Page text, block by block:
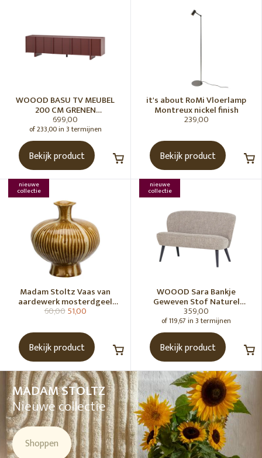
WOOOD BASU TV MEUBEL
200 CM GRENEN
BORDEAUXROOD [fsc]
699,00
of 233,00 in 3 termijnen
Bekijk product
it's about RoMi Vloerlamp
Montreux nickel finish
239,00
Bekijk product
nieuwe
collectie
Madam Stoltz Vaas van
aardewerk mosterdgeel
naturel
60,0051,00
Bekijk product
nieuwe
collectie
WOOOD Sara Bankje
Geweven Stof Naturel
Melange [Fsc]
359,00
of 119,67 in 3 termijnen
Bekijk product
MADAM STOLTZ
Nieuwe collectie
Shoppen